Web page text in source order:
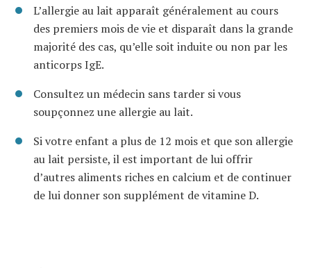
L’allergie au lait apparaît généralement au cours
des premiers mois de vie et disparaît dans la grande
majorité des cas, qu’elle soit induite ou non par les
anticorps IgE.
Consultez un médecin sans tarder si vous
soupçonnez une allergie au lait.
Si votre enfant a plus de 12 mois et que son allergie
au lait persiste, il est important de lui offrir
d’autres aliments riches en calcium et de continuer
de lui donner son supplément de vitamine D.